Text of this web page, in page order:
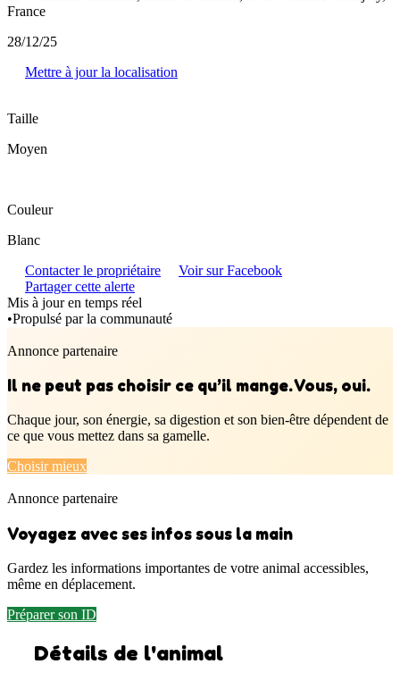
France
28/12/25
Mettre à jour la localisation
Taille
Moyen
Couleur
Blanc
Contacter le propriétaire
Voir sur Facebook
Partager cette alerte
Mis à jour en temps réel
•Propulsé par la communauté
Annonce partenaire
Il ne peut pas choisir ce qu’il mange. Vous, oui.
Chaque jour, son énergie, sa digestion et son bien-être dépendent de
ce que vous mettez dans sa gamelle.
Choisir mieux
Annonce partenaire
Voyagez avec ses infos sous la main
Gardez les informations importantes de votre animal accessibles,
même en déplacement.
Préparer son ID
Détails de l'animal